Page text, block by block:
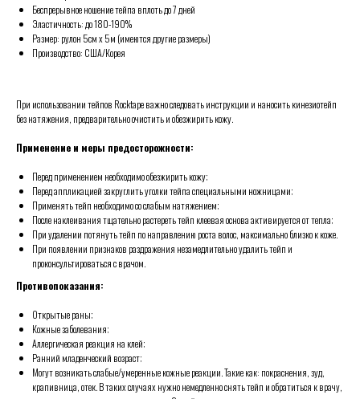
Беспрерывное ношение тейпа вплоть до 7 дней
Эластичность: до 180-190%
Размер: рулон 5см х 5м (имеются другие размеры)
Производство: США/Корея
При использовании тейпов Rocktape важно следовать инструкции и наносить кинезиотейп
без натяжения, предварительно очистить и обезжирить кожу.
Применение и меры предосторожности:
Перед применением необходимо обезжирить кожу;
Перед аппликацией закруглить уголки тейпа специальными ножницами;
Применять тейп необходимо со слабым натяжением;
После наклеивания тщательно растереть тейп клеевая основа активируется от тепла;
При удалении потянуть тейп по направлению роста волос, максимально близко к коже.
При появлении признаков раздражения незамедлительно удалить тейп и
проконсультироваться с врачом.
Противопоказания:
Открытые раны;
Кожные заболевания;
Аллергическая реакция на клей;
Ранний младенческий возраст;
Могут возникать слабые/умеренные кожные реакции. Такие как: покраснения, зуд,
крапивница, отек. В таких случаях нужно немедленно снять тейп и обратиться к врачу,